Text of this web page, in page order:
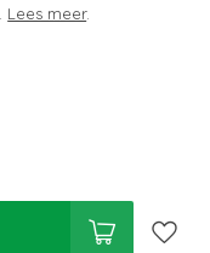
Lees meer.